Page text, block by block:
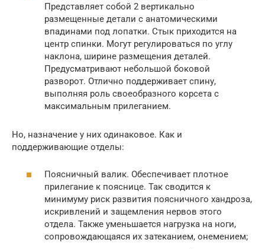
Представляет собой 2 вертикально
размещенные детали с анатомическими
впадинами под лопатки. Стык приходится на
центр спинки. Могут регулироваться по углу
наклона, ширине размещения деталей.
Предусматривают небольшой боковой
разворот. Отлично поддерживает спину,
выполняя роль своеобразного корсета с
максимальным прилеганием.
Но, назначение у них одинаковое. Как и
поддерживающие отделы:
Поясничный валик. Обеспечивает плотное
прилегание к пояснице. Так сводится к
минимуму риск развития поясничного хандроза,
искривлений и защемления нервов этого
отдела. Также уменьшается нагрузка на ноги,
сопровождающаяся их затеканием, онемением;